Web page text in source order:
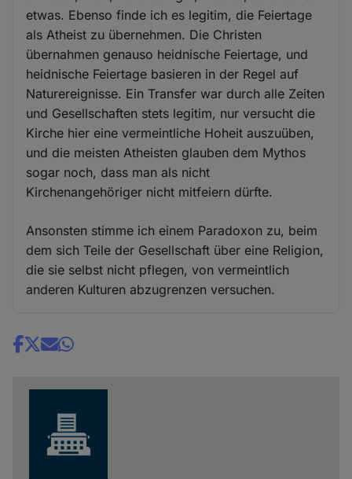
etwas. Ebenso finde ich es legitim, die Feiertage
als Atheist zu übernehmen. Die Christen
übernahmen genauso heidnische Feiertage, und
heidnische Feiertage basieren in der Regel auf
Naturereignisse. Ein Transfer war durch alle Zeiten
und Gesellschaften stets legitim, nur versucht die
Kirche hier eine vermeintliche Hoheit auszuüben,
und die meisten Atheisten glauben dem Mythos
sogar noch, dass man als nicht
Kirchenangehöriger nicht mitfeiern dürfte.
Ansonsten stimme ich einem Paradoxon zu, beim
dem sich Teile der Gesellschaft über eine Religion,
die sie selbst nicht pflegen, von vermeintlich
anderen Kulturen abzugrenzen versuchen.
Share